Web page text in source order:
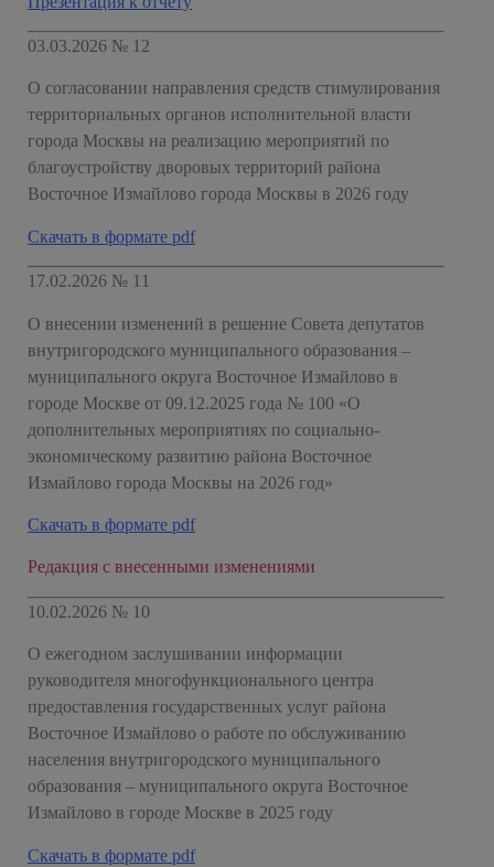
03.03.2026 № 12
О согласовании направления средств стимулирования
территориальных органов исполнительной власти
города Москвы на реализацию мероприятий по
благоустройству дворовых территорий района
Восточное Измайлово города Москвы в 2026 году
Скачать в формате pdf
17.02.2026 № 11
О внесении изменений в решение Совета депутатов
внутригородского муниципального образования –
муниципального округа Восточное Измайлово в
городе Москве от 09.12.2025 года № 100 «О
дополнительных мероприятиях по социально-
экономическому развитию района Восточное
Измайлово города Москвы на 2026 год»
Скачать в формате pdf
Редакция с внесенными изменениями
10.02.2026 № 10
О ежегодном заслушивании информации
руководителя многофункционального центра
предоставления государственных услуг района
Восточное Измайлово о работе по обслуживанию
населения внутригородского муниципального
образования – муниципального округа Восточное
Измайлово в городе Москве в 2025 году
Скачать в формате pdf